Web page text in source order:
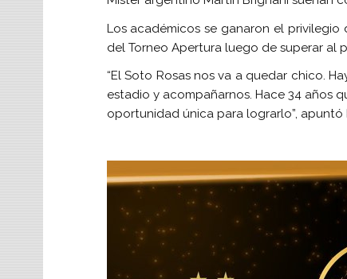
Los académicos se ganaron el
del Torneo Apertura luego de superar al
“El Soto Rosas nos va a quedar chico.
estadio y acompañarnos. Hace 34 años
oportunidad única para lograrlo”, apuntó